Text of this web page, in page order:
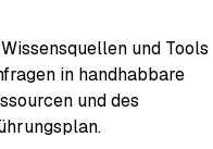
und Tools
in handhabbare
und des